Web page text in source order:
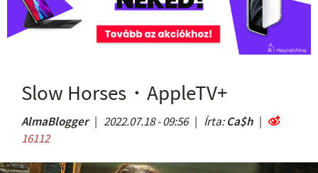
Slow Horses・AppleTV+
AlmaBlogger | 2022.07.18 - 09:56| Írta:Ca$h |
16112